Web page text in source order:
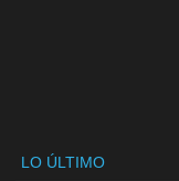
LO ÚLTIMO